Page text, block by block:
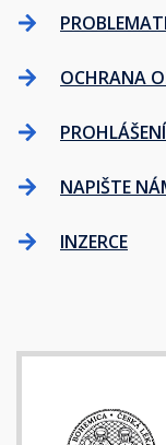
OCHRANA
NAPIŠTE
INZERCE